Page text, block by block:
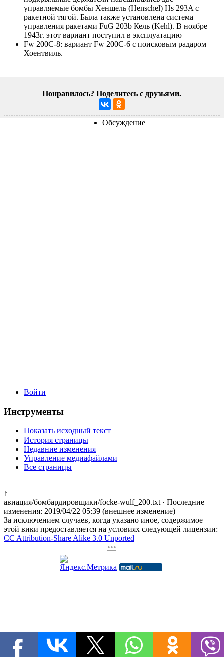
управляемые бомбы Хеншель (Henschel) Hs 293A с
ракетной тягой. Была также установлена система
управления ракетами FuG 203b Кель (Kehl). В ноябре
1943г. этот вариант поступил в эксплуатацию
Fw 200C-8: вариант Fw 200C-6 с поисковым радаром
Хоентвиль.
Понравилось? Поделитесь с друзьями.
Обсуждение
Войти
Инструменты
Показать исходный текст
История страницы
Недавние изменения
Управление медиафайлами
Все страницы
↑
авиация/бомбардировщики/focke-wulf_200.txt· Последние
изменения: 2019/04/22 05:39 (внешнее изменение)
За исключением случаев, когда указано иное, содержимое
этой вики предоставляется на условиях следующей лицензии:
CC Attribution-Share Alike 3.0 Unported
•••